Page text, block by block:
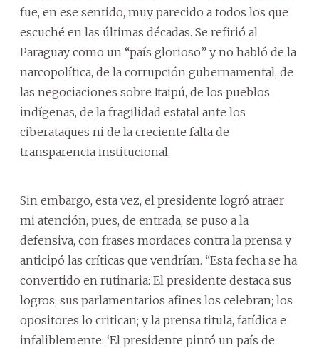
fue, en ese sentido, muy parecido a todos los que
escuché en las últimas décadas. Se refirió al
Paraguay como un “país glorioso” y no habló de la
narcopolítica, de la corrupción gubernamental, de
las negociaciones sobre Itaipú, de los pueblos
indígenas, de la fragilidad estatal ante los
ciberataques ni de la creciente falta de
transparencia institucional.
Sin embargo, esta vez, el presidente logró atraer
mi atención, pues, de entrada, se puso a la
defensiva, con frases mordaces contra la prensa y
anticipó las críticas que vendrían. “Esta fecha se ha
convertido en rutinaria: El presidente destaca sus
logros; sus parlamentarios afines los celebran; los
opositores lo critican; y la prensa titula, fatídica e
infaliblemente: ‘El presidente pintó un país de